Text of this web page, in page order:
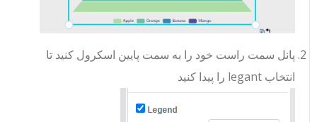
پانل سمت راست خود را به سمت پایین اسکرول کنید تا
انتخاب legant را پیدا کنید